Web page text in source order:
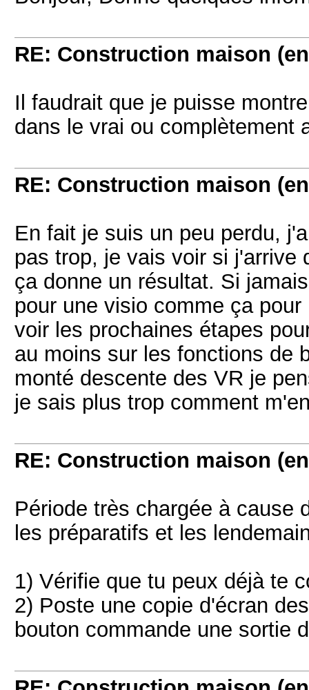
RE: Construction maison
Il faudrait que je puisse
dans le vrai ou complètement
RE: Construction maison
En fait je suis un peu perdu,
pas trop, je vais voir si j'arrive
ça donne un résultat. Si
pour une visio comme ça
voir les prochaines étapes
au moins sur les fonctions de
monté descente des VR je
je sais plus trop comment
RE: Construction maison
Période très chargée à cause
les préparatifs et les
1) Vérifie que tu peux déjà te
2) Poste une copie d'écran
bouton commande une sortie